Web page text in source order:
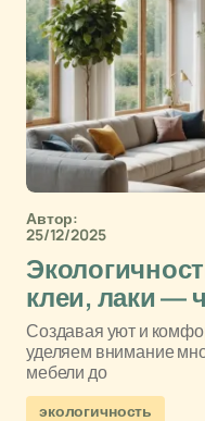
Автор:
25/12/2025
клеи, лаки —
Создавая уют и
уделяем внимание
мебели до
экологичность